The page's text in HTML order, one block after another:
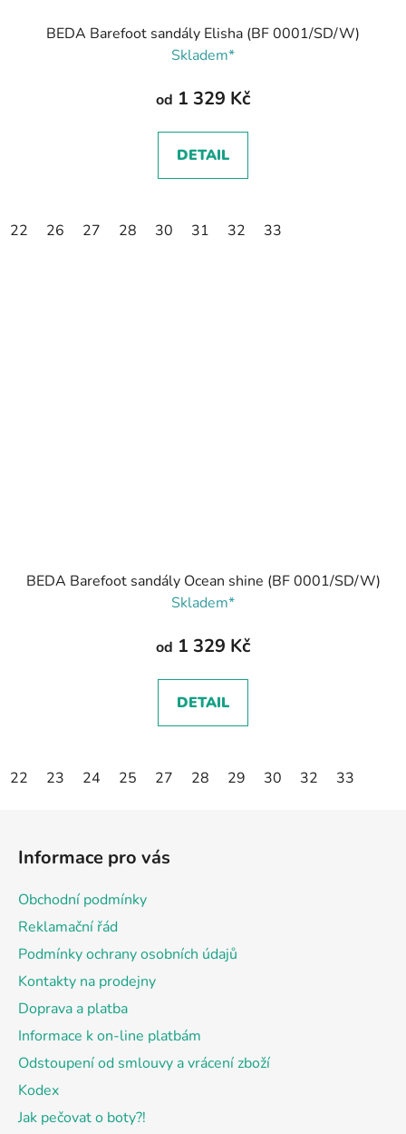
BEDA Barefoot sandály Elisha (BF 0001/SD/W)
Skladem*
od 1 329 Kč
DETAIL
22 26 27 28 30 31 32 33
BEDA Barefoot sandály Ocean shine (BF 0001/SD/W)
Skladem*
od 1 329 Kč
DETAIL
22 23 24 25 27 28 29 30 32 33
Informace pro vás
Obchodní podmínky
Reklamační řád
Podmínky ochrany osobních údajů
Kontakty na prodejny
Doprava a platba
Informace k on-line platbám
Odstoupení od smlouvy a vrácení zboží
Kodex
Jak pečovat o boty?!